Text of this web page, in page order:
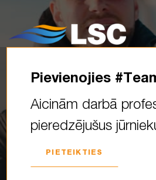
Ja dzīvē būtu
code”, ko tu
kopā ar Arvis
Pievienojies
Aicinām darbā
pieredzējušus
PIETEIKTIES